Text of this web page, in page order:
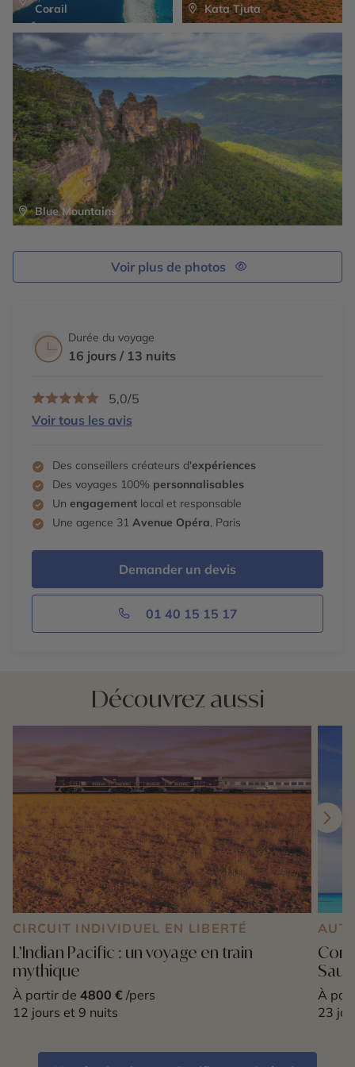
Blue Mountains
Corail Kata Tjuta
Voir plus de photos
Durée du voyage
16 jours / 13 nuits
5,0/5
Voir tous les avis
Des conseillers créateurs d'expériences
Des voyages 100% personnalisables
Un engagement local et responsable
Une agence 31 Avenue Opéra, Paris
Demander un devis
01 40 15 15 17
Découvrez aussi
CIRCUIT INDIVIDUEL EN LIBERTÉ
L’Indian Pacific : un voyage en train
mythique
À partir de 4800 € /pers
12 jours et 9 nuits
À
23